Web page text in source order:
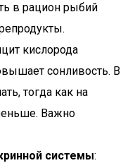
в рацион рыбий
кислорода
сонливость. В
тогда как на
Важно
системы: